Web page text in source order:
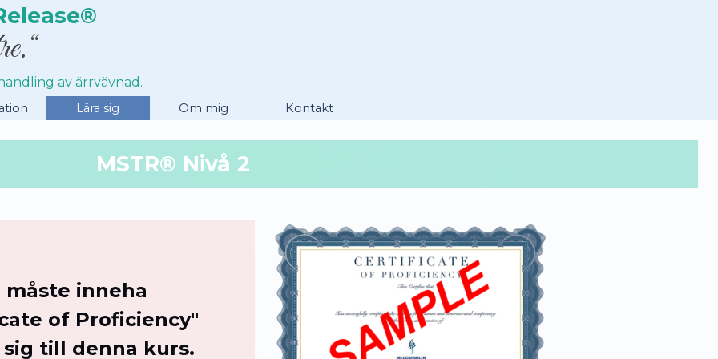
av ärrvävnad.
Hoppa över menyn
▼
Lära sig ▼
Om mig Kontakt
MSTR® Nivå 2
måste inneha
of Proficiency"
till denna kurs.